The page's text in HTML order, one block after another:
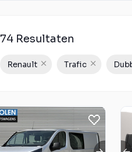
74 Resultaten
Renault Trafic